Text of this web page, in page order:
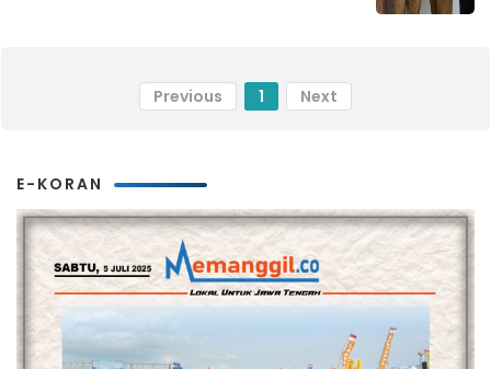
Previous 1 Next
E-KORAN